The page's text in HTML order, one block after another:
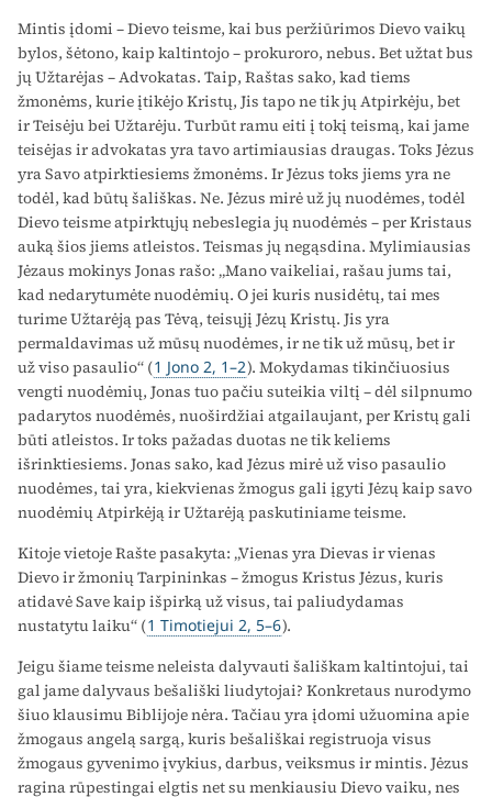
Mintis įdomi – Dievo teisme, kai bus peržiūrimos Dievo vaikų
bylos, šėtono, kaip kaltintojo – prokuroro, nebus. Bet užtat bus
jų Užtarėjas – Advokatas. Taip, Raštas sako, kad tiems
žmonėms, kurie įtikėjo Kristų, Jis tapo ne tik jų Atpirkėju, bet
ir Teisėju bei Užtarėju. Turbūt ramu eiti į tokį teismą, kai jame
teisėjas ir advokatas yra tavo artimiausias draugas. Toks Jėzus
yra Savo atpirktiesiems žmonėms. Ir Jėzus toks jiems yra ne
todėl, kad būtų šališkas. Ne. Jėzus mirė už jų nuodėmes, todėl
Dievo teisme atpirktųjų nebeslegia jų nuodėmės – per Kristaus
auką šios jiems atleistos. Teismas jų negąsdina. Mylimiausias
Jėzaus mokinys Jonas rašo: „Mano vaikeliai, rašau jums tai,
kad nedarytumėte nuodėmių. O jei kuris nusidėtų, tai mes
turime Užtarėją pas Tėvą, teisųjį Jėzų Kristų. Jis yra
permaldavimas už mūsų nuodėmes, ir ne tik už mūsų, bet ir
už viso pasaulio“ (1 Jono 2, 1–2). Mokydamas tikinčiuosius
vengti nuodėmių, Jonas tuo pačiu suteikia viltį – dėl silpnumo
padarytos nuodėmės, nuoširdžiai atgailaujant, per Kristų gali
būti atleistos. Ir toks pažadas duotas ne tik keliems
išrinktiesiems. Jonas sako, kad Jėzus mirė už viso pasaulio
nuodėmes, tai yra, kiekvienas žmogus gali įgyti Jėzų kaip savo
nuodėmių Atpirkėją ir Užtarėją paskutiniame teisme.
Kitoje vietoje Rašte pasakyta: „Vienas yra Dievas ir vienas
Dievo ir žmonių Tarpininkas – žmogus Kristus Jėzus, kuris
atidavė Save kaip išpirką už visus, tai paliudydamas
nustatytu laiku“ (1 Timotiejui 2, 5–6).
Jeigu šiame teisme neleista dalyvauti šališkam kaltintojui, tai
gal jame dalyvaus bešališki liudytojai? Konkretaus nurodymo
šiuo klausimu Biblijoje nėra. Tačiau yra įdomi užuomina apie
žmogaus angelą sargą, kuris bešališkai registruoja visus
žmogaus gyvenimo įvykius, darbus, veiksmus ir mintis. Jėzus
ragina rūpestingai elgtis net su menkiausiu Dievo vaiku, nes